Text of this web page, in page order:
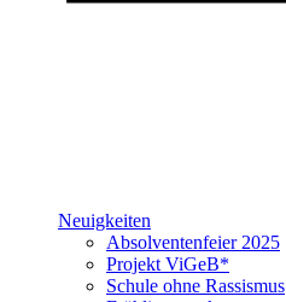
Neuigkeiten
Absolventenfeier 2025
Projekt ViGeB*
Schule ohne Rassismus